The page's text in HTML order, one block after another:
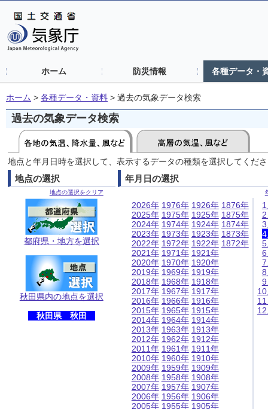
ホーム 防災情報 各種データ・
ホーム > 各種データ・資料 > 過去の気象データ検索
過去の気象データ検索
地点と年月日時を選択して、表示するデータの種類を選択してくだ
地点の選択
地点の選択をクリア
都府県・地方を選択
秋田県内の地点を選択
秋田県 秋田
年月日の選択
2026年
2025年
2024年
2023年
2022年
2021年
2020年
2019年
2018年
2017年
2016年
2015年
2014年
2013年
2012年
2011年
2010年
2009年
2008年
2007年
2006年
2005年
1976年
1975年
1974年
1973年
1972年
1971年
1970年
1969年
1968年
1967年
1966年
1965年
1964年
1963年
1962年
1961年
1960年
1959年
1958年
1957年
1956年
1955年
1926年
1925年
1924年
1923年
1922年
1921年
1920年
1919年
1918年
1917年
1916年
1915年
1914年
1913年
1912年
1911年
1910年
1909年
1908年
1907年
1906年
1905年
1876年
1875年
1874年
1873年
1872年